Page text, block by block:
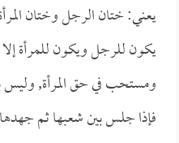
يعني: ختان الرجل وختان
يكون للرجل ويكون للمرأة
ومستحب في حق المرأة,
فإذا جلس بين شعبها ثم